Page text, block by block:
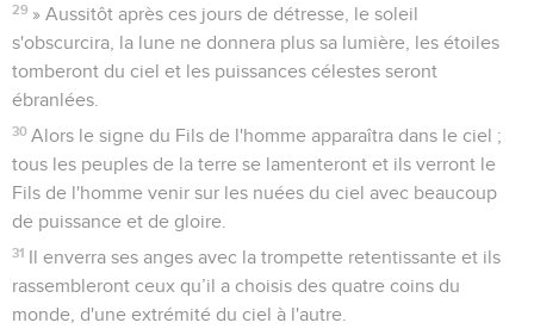
29 » Aussitôt après ces jours de détresse, le soleil
s'obscurcira, la lune ne donnera plus sa lumière, les étoiles
tomberont du ciel et les puissances célestes seront
ébranlées.
30 Alors le signe du Fils de l'homme apparaîtra dans le ciel ;
tous les peuples de la terre se lamenteront et ils verront le
Fils de l'homme venir sur les nuées du ciel avec beaucoup
de puissance et de gloire.
31 Il enverra ses anges avec la trompette retentissante et ils
rassembleront ceux qu’il a choisis des quatre coins du
monde, d'une extrémité du ciel à l'autre.